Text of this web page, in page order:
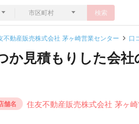
検索
不動産販売株式会社 茅ヶ崎営業センター 口
見積もりした会社
舗名 住友不動産販売株式会社 茅ヶ